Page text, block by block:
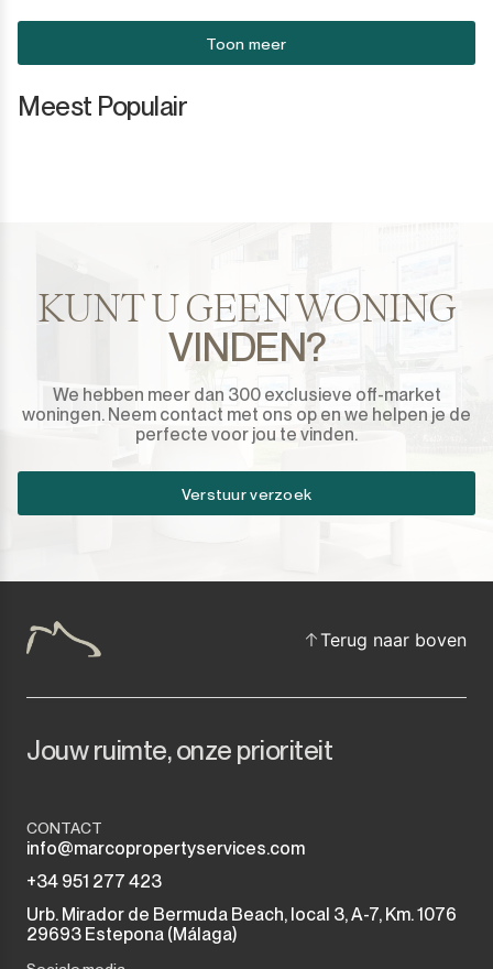
Toon meer
Meest Populair
KUNT U GEEN WONING
VINDEN?
We hebben meer dan 300 exclusieve off-market
woningen. Neem contact met ons op en we helpen je de
perfecte voor jou te vinden.
Verstuur verzoek
Terug naar boven
Jouw ruimte, onze prioriteit
CONTACT
info@marcopropertyservices.com
+34 951 277 423
Urb. Mirador de Bermuda Beach, local 3, A-7, Km. 1076
29693 Estepona (Málaga)